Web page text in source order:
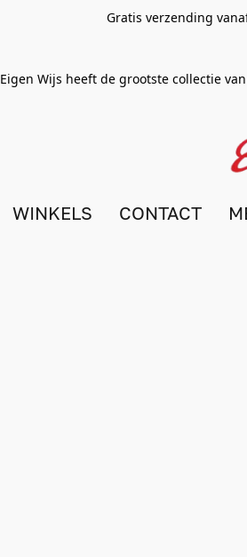
Gratis verzending
Eigen Wijs heeft de grootste collectie
WINKELS CONTACT